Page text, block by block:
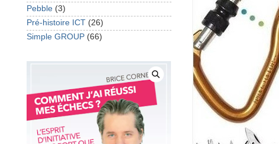
Pebble (3)
Pré-histoire ICT (26)
Simple GROUP (66)